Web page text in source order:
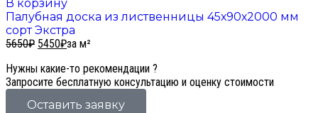
В корзину
Палубная доска из лиственницы 45х90х2000 мм
сорт Экстра
5650₽ 5450₽за м²
Нужны какие-то рекомендации ?
Запросите бесплатную консультацию и оценку стоимости
Оставить заявку